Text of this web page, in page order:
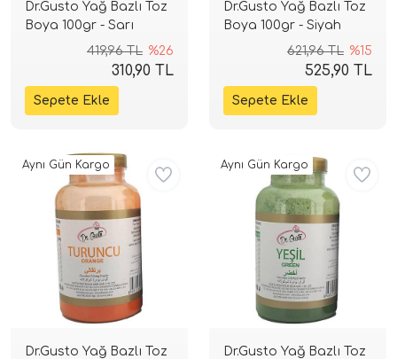
Dr.Gusto Yağ Bazlı Toz
Boya 100gr - Sarı
419,96 TL %26
310,90 TL
Dr.Gusto Yağ Bazlı Toz
Boya 100gr - Siyah
621,96 TL %15
525,90 TL
Dr.Gusto Yağ Bazlı Toz
Aynı Gün Kargo
Dr.Gusto Yağ Bazlı Toz
Aynı Gün Kargo